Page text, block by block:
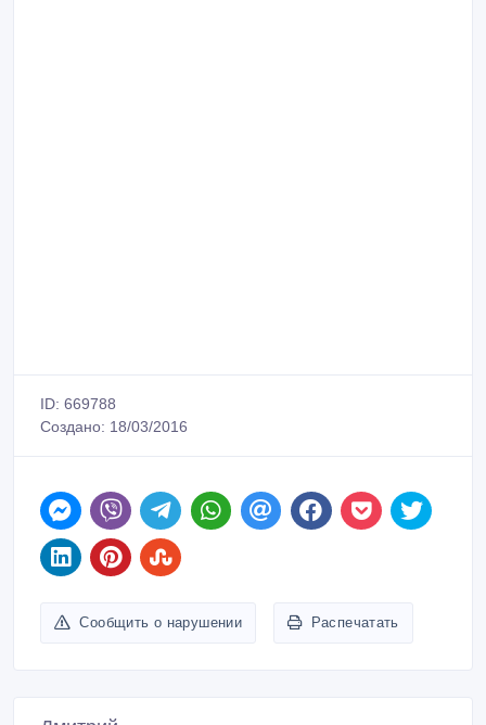
ID: 669788
Создано: 18/03/2016
Сообщить о нарушении Распечатать